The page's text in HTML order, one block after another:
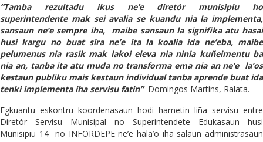
“Tamba rezultadu ikus ne’e diretór munisipiu ho
superintendente mak sei avalia se kuandu nia la implementa,
sansaun ne’e sempre iha, maibe sansaun la signifika atu hasai
husi kargu no buat sira ne’e ita la koalia ida ne’eba, maibe
pelumenus nia rasik mak lakoi eleva nia ninia kuñeimentu ba
nia an, tanba ita atu muda no transforma ema nia an ne’e la’os
kestaun publiku mais kestaun individual tanba aprende buat ida
tenki implementa iha servisu fatin”Domingos Martins, Ralata.
Egkuantu eskontru koordenasaun hodi hametin liña servisu entre
Diretór Servisu Munisipal no Superintendete Edukasaun husi
Munisipiu 14 no INFORDEPE ne’e hala’o iha salaun administrasaun